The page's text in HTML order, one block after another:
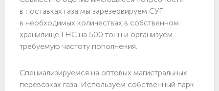
в поставках газа мы зарезервируем СУГ
в необходимых количествах в собственном
хранилище ГНС на 500 тонн и организуем
требуемую частоту пополнения.
Специализируемся на оптовых магистральных
перевозках газа. Используем собственный парк